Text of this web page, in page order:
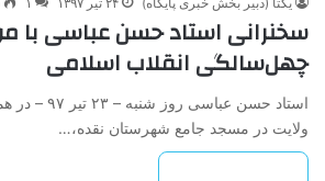
سخنرانی استاد حسن عباسی با
چهل‌سالگی انقلاب اسلامی
استاد حسن
ولایت در مسجد جامع شهرستان نقده،…